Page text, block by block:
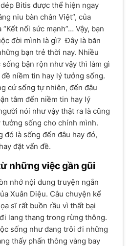
Bitis được thể hiện ngay
niu bàn chân Việt”, của
nối sức mạnh”… Vậy, bạn
đời mình là gì? Đây là băn
bạn trẻ thời nay. Nhiều
bận rộn như vậy thì làm gì
niềm tin hay lý tưởng sống.
cứ sống tự nhiên, đến đâu
tâm đến niềm tin hay lý
nói như vậy thật ra là cũng
sống cho chính mình.
đó là sống đến đâu hay đó,
đặt vấn đề.
những việc gần gũi
nhớ nội dung truyện ngắn
Xuân Diệu. Câu chuyện kể
sĩ rất buồn rầu vì thất bại
lang thang trong rừng thông.
sống như đang trôi đi những
thấy phấn thông vàng bay